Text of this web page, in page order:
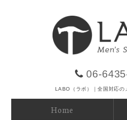
06-
LABO（ラボ）｜全国対応の
Home